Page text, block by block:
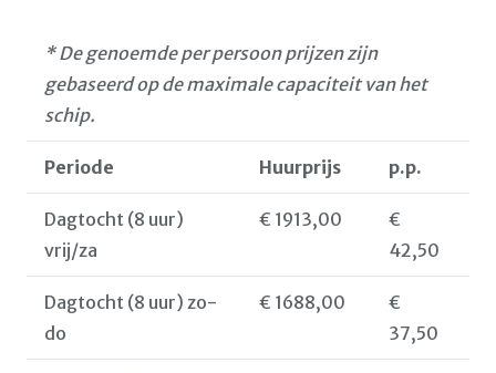
* De genoemde per persoon prijzen zijn
gebaseerd op de maximale capaciteit van het
schip.
Periode Huurprijs p.p.
Dagtocht (8 uur)
vrij/za
€ 1913,00
€
42,50
Dagtocht (8 uur) zo-
do
€ 1688,00
€
37,50